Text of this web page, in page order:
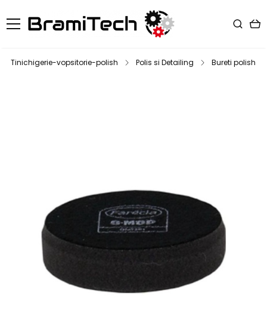
Tinichigerie-vopsitorie-polish Polis si Detailing Bureti polish